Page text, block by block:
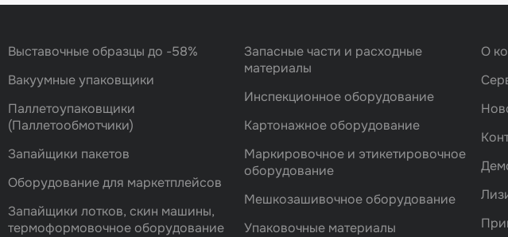
Выставочные образцы до -58%
Вакуумные упаковщики
Паллетоупаковщики
(Паллетообмотчики)
Запайщики пакетов
Оборудование для маркетплейсов
Запайщики лотков, скин машины,
термоформовочное оборудование
Запасные части и расходные
материалы
Инспекционное оборудование
Картонажное оборудование
Маркировочное и этикетировочное
оборудование
Мешкозашивочное оборудование
Упаковочные материалы
О